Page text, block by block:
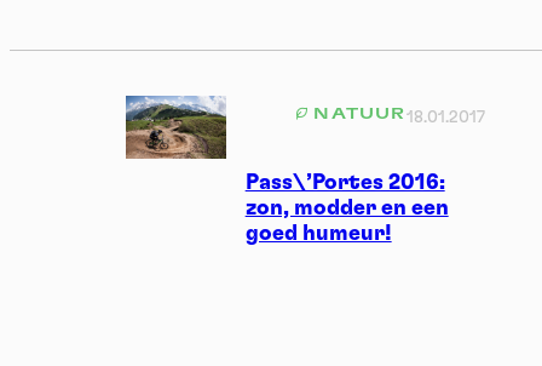
Pass\’Portes 2016:
zon, modder en een
goed humeur!
NATUUR 18.01.2017